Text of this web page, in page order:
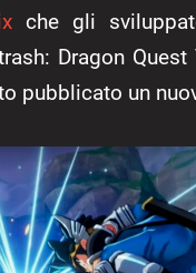
che gli
Dragon
pubblicato un